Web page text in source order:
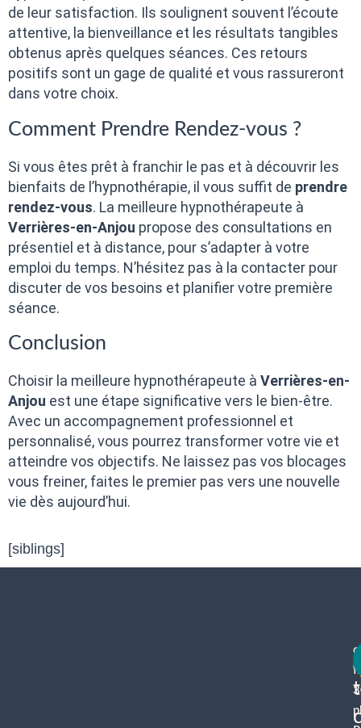
de leur satisfaction. Ils soulignent souvent l’écoute
attentive, la bienveillance et les résultats tangibles
obtenus après quelques séances. Ces retours
positifs sont un gage de qualité et vous rassureront
dans votre choix.
Comment Prendre Rendez-vous ?
Si vous êtes prêt à franchir le pas et à découvrir les
bienfaits de l’hypnothérapie, il vous suffit de prendre
rendez-vous. La meilleure hypnothérapeute à
Verrières-en-Anjou propose des consultations en
présentiel et à distance, pour s’adapter à votre
emploi du temps. N’hésitez pas à la contacter pour
discuter de vos besoins et planifier votre première
séance.
Conclusion
Choisir la meilleure hypnothérapeute à Verrières-en-
Anjou est une étape significative vers le bien-être.
Avec un accompagnement professionnel et
personnalisé, vous pourrez transformer votre vie et
atteindre vos objectifs. Ne laissez pas vos blocages
vous freiner, faites le premier pas vers une nouvelle
vie dès aujourd’hui.
[siblings]